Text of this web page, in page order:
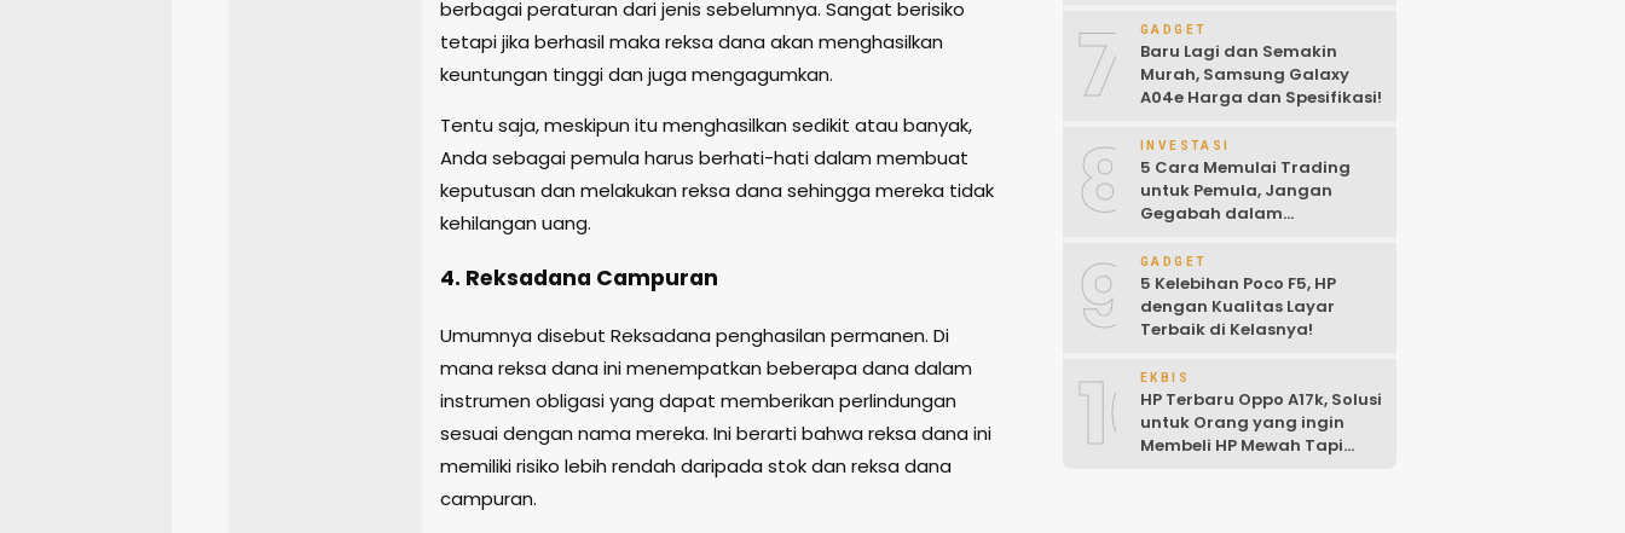
berbagai peraturan dari jenis sebelumnya. Sangat berisiko
tetapi jika berhasil maka reksa dana akan menghasilkan
keuntungan tinggi dan juga mengagumkan.
Tentu saja, meskipun itu menghasilkan sedikit atau banyak,
Anda sebagai pemula harus berhati-hati dalam membuat
keputusan dan melakukan reksa dana sehingga mereka tidak
kehilangan uang.
4. Reksadana Campuran
Umumnya disebut Reksadana penghasilan permanen. Di
mana reksa dana ini menempatkan beberapa dana dalam
instrumen obligasi yang dapat memberikan perlindungan
sesuai dengan nama mereka. Ini berarti bahwa reksa dana ini
memiliki risiko lebih rendah daripada stok dan reksa dana
campuran.
7 GADGET
Baru Lagi dan Semakin
Murah, Samsung Galaxy
A04e Harga dan Spesifikasi!
8 INVESTASI
5 Cara Memulai Trading
untuk Pemula, Jangan
Gegabah dalam
9 GADGET
5 Kelebihan Poco F5, HP
dengan Kualitas Layar
Terbaik di Kelasnya!
10EKBIS
HP Terbaru Oppo A17k, Solusi
untuk Orang yang ingin
Membeli HP Mewah Tapi